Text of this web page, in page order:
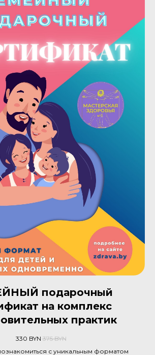
подарочный
на комплекс
практик
330 BYN 375 BYN
с уникальным форматом